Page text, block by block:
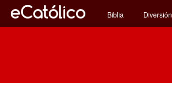
Biblia Diversión